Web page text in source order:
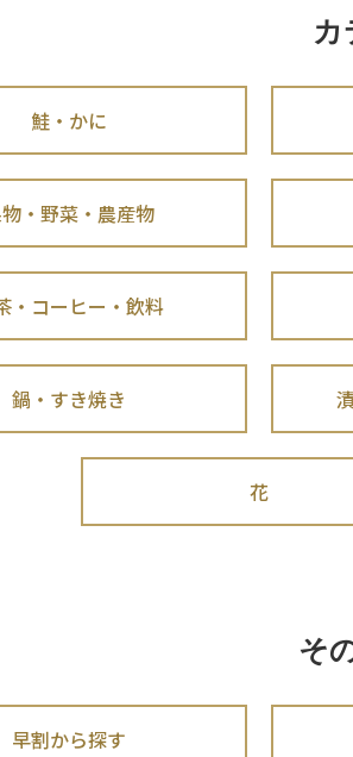
カ
鮭・かに
・野菜・農産物
・コーヒー・飲料
鍋・すき焼き
花
そ
早割から探す